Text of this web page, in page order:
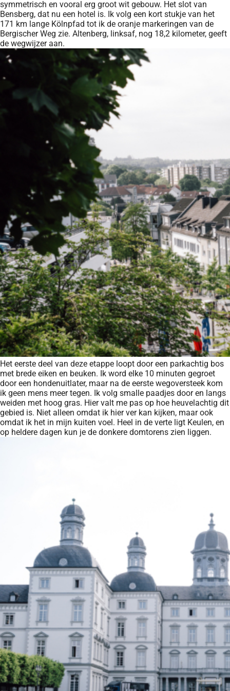
symmetrisch en vooral erg groot wit gebouw. Het slot van
Bensberg, dat nu een hotel is. Ik volg een kort stukje van het
171 km lange Kölnpfad tot ik de oranje markeringen van de
Bergischer Weg zie. Altenberg, linksaf, nog 18,2 kilometer, geeft
de wegwijzer aan.
Het eerste deel van deze etappe loopt door een parkachtig bos
met brede eiken en beuken. Ik word elke 10 minuten gegroet
door een hondenuitlater, maar na de eerste wegoversteek kom
ik geen mens meer tegen. Ik volg smalle paadjes door en langs
weiden met hoog gras. Hier valt me pas op hoe heuvelachtig dit
gebied is. Niet alleen omdat ik hier ver kan kijken, maar ook
omdat ik het in mijn kuiten voel. Heel in de verte ligt Keulen, en
op heldere dagen kun je de donkere domtorens zien liggen.